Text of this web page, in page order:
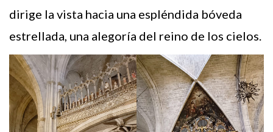
dirige la vista hacia una espléndida bóveda
estrellada, una alegoría del reino de los cielos.